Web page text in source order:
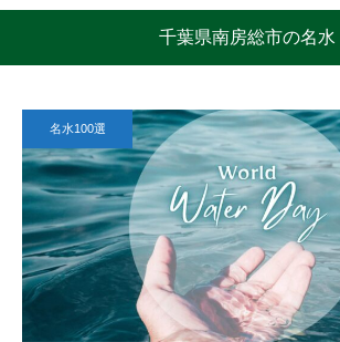
千葉県南房総市の名水
名水100選